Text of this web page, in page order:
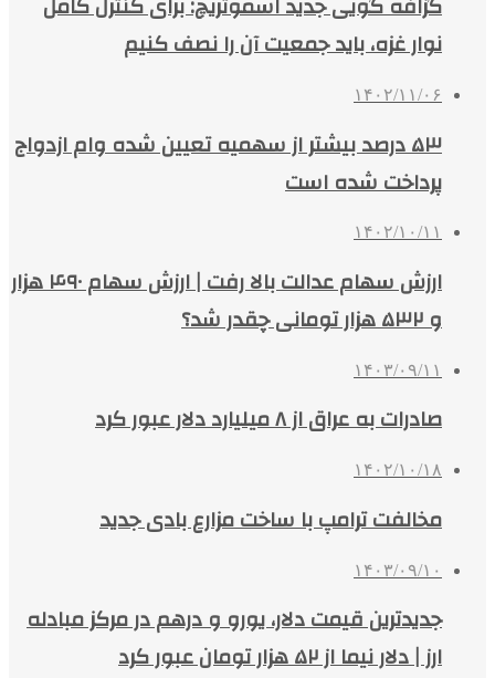
نوار غزه، باید جمعیت آن را نصف کنیم
۱۴۰۲/۱۱/۰۶
۵۳ درصد بیشتر از سهمیه تعیین شده وام ازدواج
پرداخت شده است
۱۴۰۲/۱۰/۱۱
ارزش سهام عدالت بالا رفت | ارزش سهام ۴۹۰ هزار
و ۵۳۲ هزار تومانی چقدر شد؟
۱۴۰۳/۰۹/۱۱
صادرات به عراق از ۸ میلیارد دلار عبور کرد
۱۴۰۲/۱۰/۱۸
مخالفت ترامپ با ساخت مزارع بادی جدید
۱۴۰۳/۰۹/۱۰
جدیدترین قیمت دلار، یورو و درهم در مرکز مبادله
ارز | دلار نیما از ۵۲ هزار تومان عبور کرد